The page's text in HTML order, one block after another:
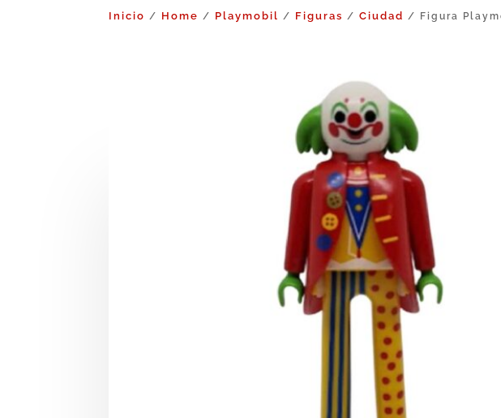
Inicio / Home / Playmobil / Figuras /Ciudad / Figura